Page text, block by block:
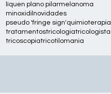
líquen plano pilarmelanoma
minoxidil novidades
pseudo 'fringe sign'quimioterapia
tratamentostricologiatricologista
tricoscopiatricotilomania